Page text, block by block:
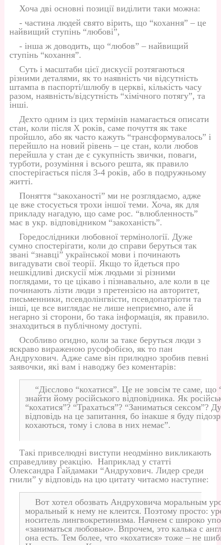
Хоча дві основні позиції виділити таки можна:
- частина людей свято вірить, що “кохання” – це
найвищий ступінь “любові”,
- інша ж доводить, що “любов” – найвищий
ступінь “кохання”.
Суть і масштаби цієї дискусії розтягаються
різними деталями, як то наявність чи відсутність
штампа в паспорті/шлюбу в церкві, кількість часу
разом, наявність/відсутність “хімічного потягу”, та
інші.
Дехто одним із цих термінів намагається описати
стан, коли після Х років, саме почуття як таке
пройшло, або як часто кажуть “трансформувалось” і
перейшло на новий рівень – це стан, коли любов
перейшла у стан де є сукупність звички, поваги,
турботи, розуміння і всього решта, як правило
спостерігається після 3-4 років, або в подружньому
житті.
Поняття “закоханості” ми не розглядаємо, адже
це вже стосується трохи іншої теми. Хоча, як для
прикладу нагадую, що саме рос. “влюбленность”
має в укр. відповідником “закоханість”.
Горедослідники любовної термінології. Дуже
сумно спостерігати, коли до справи беруться так
звані “знавці” української мови і починають
вигадувати свої теорії. Якщо то йдеться про
нешкідливі дискусії між людьми зі різними
поглядами, то це цікаво і пізнавально, але коли в це
починають лізти люди з претензією на авторитет,
письменники, псевдолінгвісти, псевдопатріоти та
інші, це все виглядає не лише неприємно, але й
негарно зі сторони, бо така інформація, як правило.
знаходиться в публічному доступі.
Особливо огидно, коли за таке беруться люди з
яскраво вираженою русофобією, як то пан
Андрухович. Адже саме він прилюдно зробив певні
заявочки, які вам і наводжу без коментарів:
“Дієслово “кохатися”. Це не зовсім те саме,
знайти йому російського відповідника. Як
“кохатися”? “Трахаться”? “Заниматься сексом”?
відповідь на це запитання, бо інакше я буду
кохаються, тому і слова в них немає”.
Такі привселюдні виступи неодмінно викликають
справедливу реакцію. Наприклад у статті
Олександра Гайдамаки “Андрухович. Лидер среди
гнили” у відповідь на цю цитату читаємо наступне:
Вот хотел обозвать Андруховича моральным
моральный к нему не клеится. Поэтому просто:
носитель лингвокретинизма. Начнем с широко
«заниматься любовью». Впрочем, это калька с
она есть. Тем более, что «кохатися» тоже – не